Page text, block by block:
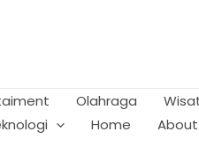
Olahraga
Home About